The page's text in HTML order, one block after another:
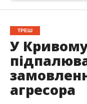
ТРЕШ
У Кривому
агресора